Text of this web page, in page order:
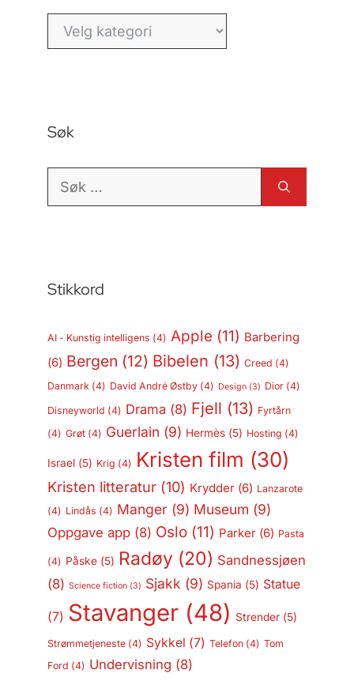
Kategorier
Søk
Søk
Stikkord
AI - Kunstig intelligens (4) Apple (11) Barbering
(6) Bergen (12) Bibelen (13) Creed (4)
Danmark(4) David André Østby(4) Design(3) Dior(4)
Disneyworld (4) Drama (8) Fjell (13) Fyrtårn
(4) Grøt(4) Guerlain (9) Hermès(5) Hosting (4)
Israel(5) Krig (4) Kristen film (30)
Kristen litteratur(10) Krydder(6) Lanzarote
(4) Lindås (4) Manger(9) Museum (9)
Oppgave app(8) Oslo(11) Parker(6) Pasta
(4) Påske(5) Radøy(20) Sandnessjøen
(8) Science fiction(3) Sjakk (9) Spania (5) Statue
(7) Stavanger(48) Strender(5)
Strømmetjeneste(4) Sykkel (7) Telefon(4) Tom
Ford (4) Undervisning (8)